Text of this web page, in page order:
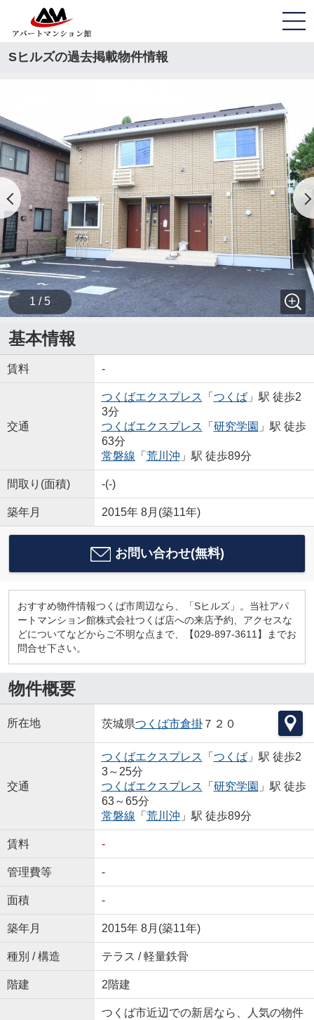
Sヒルズの過去掲載物件情報
1 / 5
基本情報
賃料 -
交通
つくばエクスプレス 「 つくば」駅 徒歩2
3分
つくばエクスプレス 「 研究学園 」駅 徒歩
63分
常磐線 「 荒川沖 」駅 徒歩89分
間取り(面積) -(-)
築年月 2015年 8月(築11年)
お問い合わせ(無料)
おすすめ物件情報つくば市周辺なら、「Sヒルズ」。当社アパ
ートマンション館株式会社つくば店への来店予約、アクセスな
どについてなどからご不明な点まで、【029-897-3611】までお
問合せ下さい。
物件概要
所在地 茨城県つくば市倉掛７２０
交通
つくばエクスプレス 「 つくば」駅 徒歩2
3～25分
つくばエクスプレス 「 研究学園 」駅 徒歩
63～65分
常磐線 「 荒川沖 」駅 徒歩89分
賃料 -
管理費等 -
面積 -
築年月 2015年 8月(築11年)
種別 / 構造 テラス / 軽量鉄骨
階建 2階建
つくば市近辺での新居なら、人気の物件